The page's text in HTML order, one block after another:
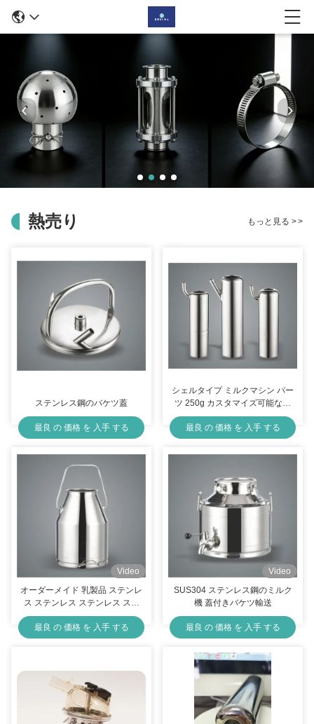
熱売り もっと見る >>
ステンレス鋼のバケツ蓋
最良 の 価格 を 入手 する
シェルタイプ ミルクマシン パー
ツ 250g カスタマイズ可能なヤ
ギ用
最良 の 価格 を 入手 する
Video
オーダーメイド 乳製品 ステンレ
ス ステンレス ステンレス ステ
ンレス ステンレス ステンレス
ステンレス
最良 の 価格 を 入手 する
Video
SUS304 ステンレス鋼のミルク
機 蓋付きバケツ輸送
最良 の 価格 を 入手 する